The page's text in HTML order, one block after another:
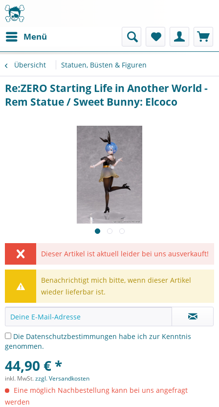
Menü
Übersicht Statuen, Büsten & Figuren
Re:ZERO Starting Life in Another World -
Rem Statue / Sweet Bunny: Elcoco
Dieser Artikel ist aktuell leider bei uns ausverkauft!
Benachrichtigt mich bitte, wenn dieser Artikel
wieder lieferbar ist.
Die Datenschutzbestimmungen habe ich zur Kenntnis
genommen.
44,90 € *
inkl. MwSt.zzgl. Versandkosten
Eine möglich Nachbestellung kann bei uns angefragt
werden